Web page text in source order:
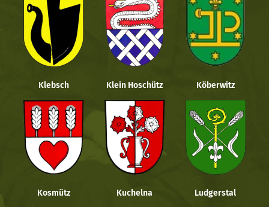
Klebsch Klein Hoschütz Köberwitz
Kosmütz Kuchelna Ludgerstal